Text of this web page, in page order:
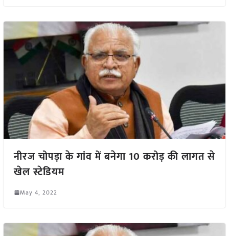
नीरज चोपड़ा के गांव में बनेगा 10 करोड़ की लागत से
खेल स्टेडियम
May 4, 2022